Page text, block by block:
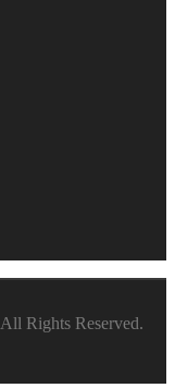
All Rights Reserved.